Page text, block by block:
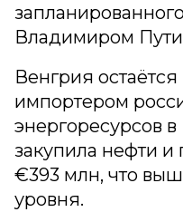
Владимиром
Венгрия
импортером
энергоресурсов
закупила нефти и
€393 млн, что
уровня.